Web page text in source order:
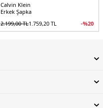
Calvin Klein
Erkek Şapka
2.199,00TL1.759,20 TL -%20